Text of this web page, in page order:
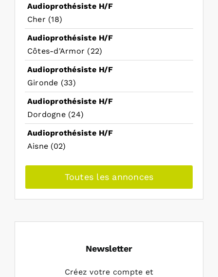
Audioprothésiste H/F
Cher (18)
Audioprothésiste H/F
Côtes-d'Armor (22)
Audioprothésiste H/F
Gironde (33)
Audioprothésiste H/F
Dordogne (24)
Audioprothésiste H/F
Aisne (02)
Toutes les annonces
Newsletter
Créez votre compte et